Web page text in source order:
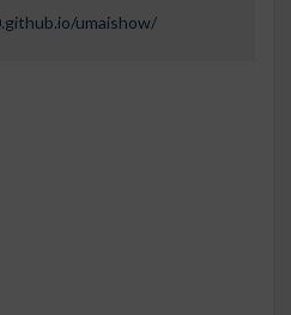
umaishow/